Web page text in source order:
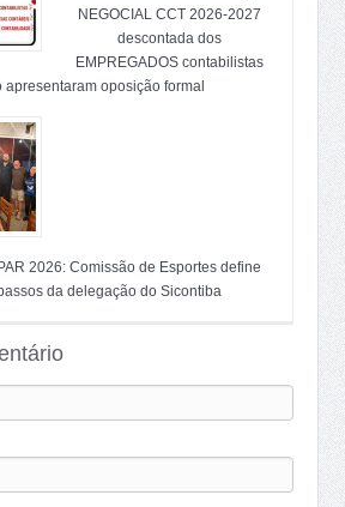
NEGOCIAL CCT 2026-2027
descontada dos
EMPREGADOS contabilistas
apresentaram oposição formal
2026: Comissão de Esportes define
da delegação do Sicontiba